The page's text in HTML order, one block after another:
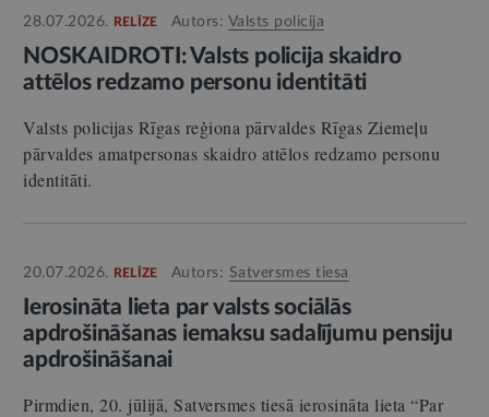
28.07.2026. RELĪZE Autors: Valsts policija
NOSKAIDROTI: Valsts policija skaidro
attēlos redzamo personu identitāti
Valsts policijas Rīgas reģiona pārvaldes Rīgas Ziemeļu
pārvaldes amatpersonas skaidro attēlos redzamo personu
identitāti.
20.07.2026. RELĪZE Autors: Satversmes tiesa
Ierosināta lieta par valsts sociālās
apdrošināšanas iemaksu sadalījumu pensiju
apdrošināšanai
Pirmdien, 20. jūlijā, Satversmes tiesā ierosināta lieta “Par